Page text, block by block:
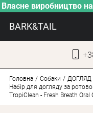
Власне виробництво
BARK&TAIL
Головна Собаки ДОГЛЯД
Набір для догляду за
TropiClean - Fresh Breath Oral